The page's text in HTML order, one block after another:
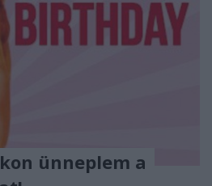
ünneplem a